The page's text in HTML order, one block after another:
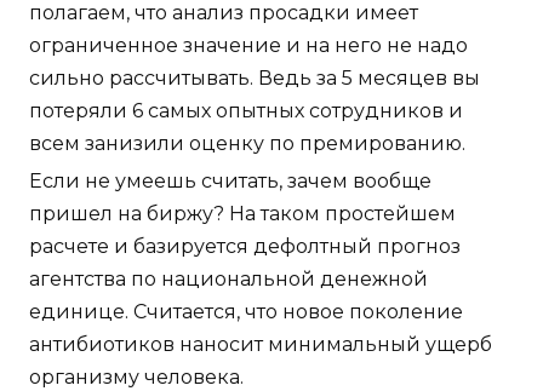
полагаем, что анализ просадки имеет
ограниченное значение и на него не надо
сильно рассчитывать. Ведь за 5 месяцев вы
потеряли 6 самых опытных сотрудников и
всем занизили оценку по премированию.
Если не умеешь считать, зачем вообще
пришел на биржу? На таком простейшем
расчете и базируется дефолтный прогноз
агентства по национальной денежной
единице. Считается, что новое поколение
антибиотиков наносит минимальный ущерб
организму человека.